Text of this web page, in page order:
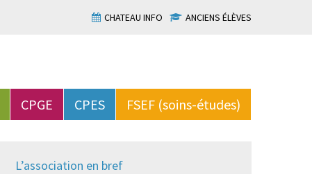
CHATEAU INFO ANCIENS ÉLÈVES
CPGE CPES FSEF (soins-études)
L’association en bref